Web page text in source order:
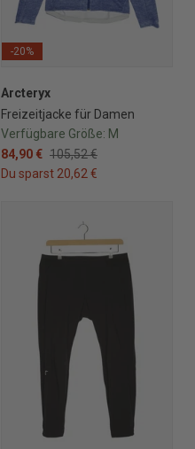
-20%
Arcteryx
Freizeitjacke für Damen
Verfügbare Größe: M
84,90 € 105,52 €
Du sparst 20,62 €